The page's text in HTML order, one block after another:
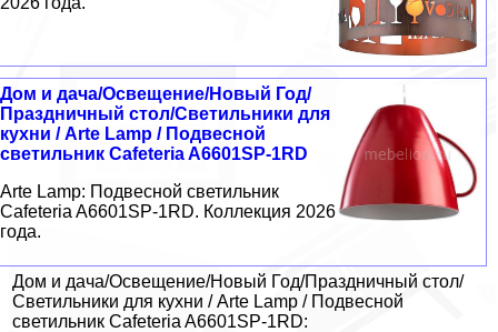
Дом и дача/Освещение/Новый Год/
Праздничный стол/Светильники для
кухни / Arte Lamp / Подвесной
светильник Cafeteria A6601SP-1RD
Arte Lamp: Подвесной светильник
Cafeteria A6601SP-1RD. Коллекция 2026
года.
Дом и дача/Освещение/Новый Год/Праздничный стол/
Светильники для кухни / Arte Lamp / Подвесной
светильник Cafeteria A6601SP-1RD: